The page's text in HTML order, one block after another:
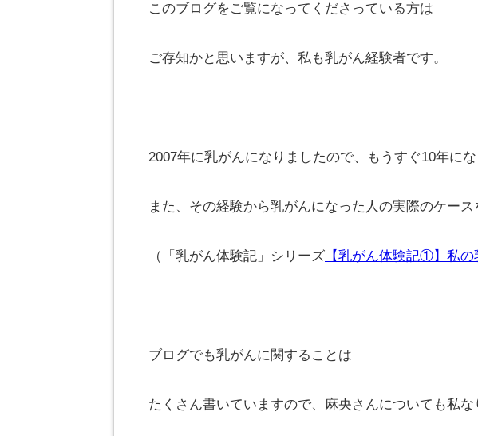
このブログをご覧になってくださっている方は
ご存知かと思いますが、私も乳がん経験者です。
2007年に乳がんになりましたので、もうすぐ10年にな
また、その経験から乳がんになった人の実際のケース
（「乳がん体験記」シリーズ 【乳がん体験記①】私
ブログでも乳がんに関することは
たくさん書いていますので、麻央さんについても私な